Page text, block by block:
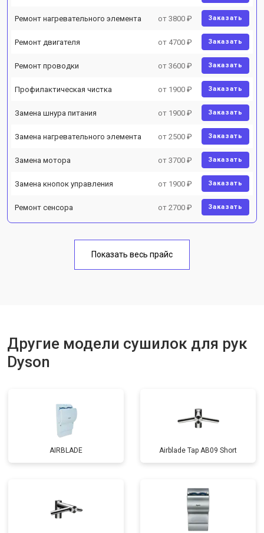
Ремонт нагревательного элемента от 3800 ₽ Заказать
Ремонт двигателя от 4700 ₽ Заказать
Ремонт проводки от 3600 ₽ Заказать
Профилактическая чистка от 1900 ₽ Заказать
Замена шнура питания от 1900 ₽ Заказать
Замена нагревательного элемента от 2500 ₽ Заказать
Замена мотора от 3700 ₽ Заказать
Замена кнопок управления от 1900 ₽ Заказать
Ремонт сенсора от 2700 ₽ Заказать
Показать весь прайс
Другие модели сушилок для рук
Dyson
AIRBLADE Airblade Tap AB09 Short